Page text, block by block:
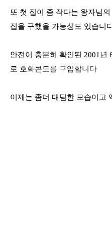
또 첫 집이 좀 작다는 왕자님
집을 구했을 가능성도 있습니
안전이 충분히 확인된 2001 년
로 호화콘도를 구입합니다
이제는 좀더 대딤한 모습이고